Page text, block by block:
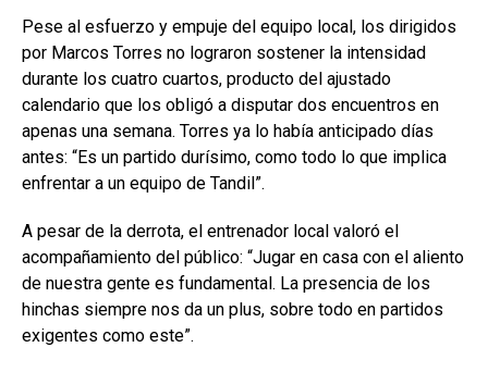
Pese al esfuerzo y empuje del equipo local, los dirigidos
por Marcos Torres no lograron sostener la intensidad
durante los cuatro cuartos, producto del ajustado
calendario que los obligó a disputar dos encuentros en
apenas una semana. Torres ya lo había anticipado días
antes: “Es un partido durísimo, como todo lo que implica
enfrentar a un equipo de Tandil”.
A pesar de la derrota, el entrenador local valoró el
acompañamiento del público: “Jugar en casa con el aliento
de nuestra gente es fundamental. La presencia de los
hinchas siempre nos da un plus, sobre todo en partidos
exigentes como este”.